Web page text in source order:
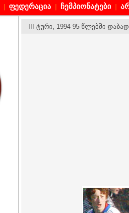
ფედერაცია ჩემპიონატები
III ტური, 1994-95 წლებში